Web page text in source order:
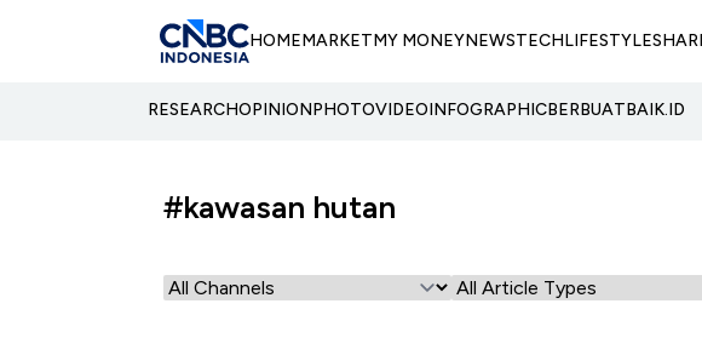
HOMEMARKETMY MONEYNEWSTECHLIFESTYLE
RESEARCHOPINIONPHOTOVIDEOINFOGRAPHICBERBUATBAIK.ID
#kawasan hutan